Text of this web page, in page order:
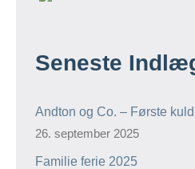
Seneste
Andton og Co. – Første kuld
26. september 2025
Familie ferie 2025